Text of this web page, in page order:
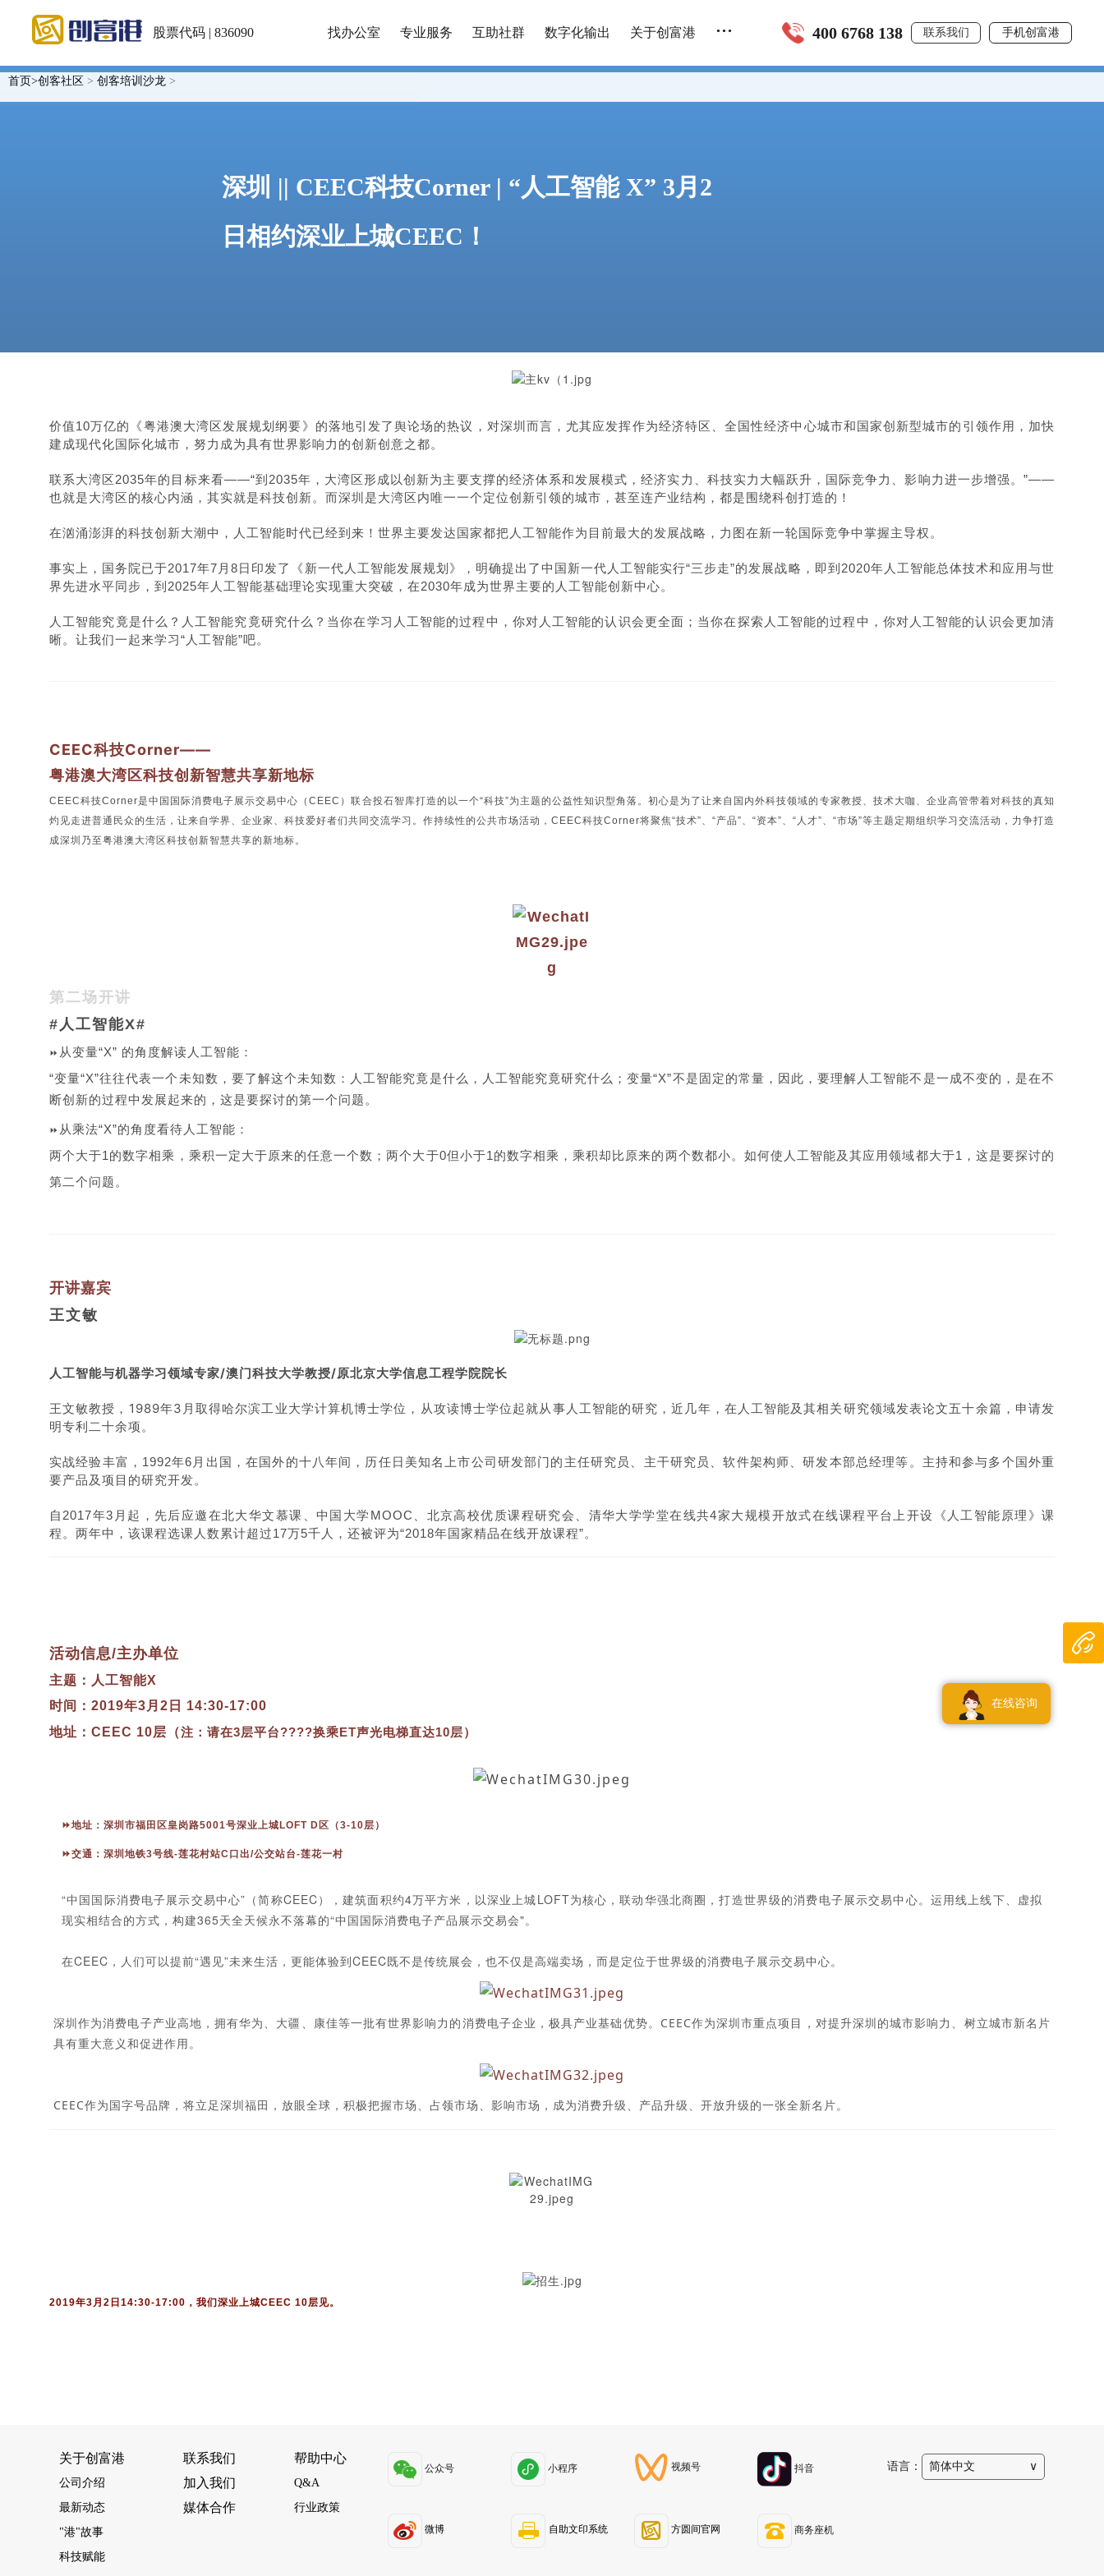
股票代码 | 836090 找办公室 专业服务 互助社群 数字化输出 关于创富港 ... 400 6768 138 联系我们 手机创富港
深圳 || CEEC科技Corner | “人工智能 X” 3月2
日相约深业上城CEEC！
首页>创客社区 > 创客培训沙龙 >
价值10万亿的《粤港澳大湾区发展规划纲要》的落地引发了舆论场的热议，对深圳而言，尤其应发挥作为经济特区、全国性经济中心城市和国家创新型城市的引领作用，加快
建成现代化国际化城市，努力成为具有世界影响力的创新创意之都。
联系大湾区2035年的目标来看——“到2035年，大湾区形成以创新为主要支撑的经济体系和发展模式，经济实力、科技实力大幅跃升，国际竞争力、影响力进一步增强。”——
也就是大湾区的核心内涵，其实就是科技创新。 而深圳是大湾区内唯一一个定位创新引领的城市，甚至连产业结构，都是围绕科创打造的！
在汹涌澎湃的科技创新大潮中，人工智能时代已经到来！世界主要发达国家都把人工智能作为目前最大的发展战略，力图在新一轮国际竞争中掌握主导权。
事实上，国务院已于2017年7月8日印发了《新一代人工智能发展规划》，明确提出了中国新一代人工智能实行“三步走”的发展战略，即到2020年人工智能总体技术和应用与世
界先进水平同步，到2025年人工智能基础理论实现重大突破，在2030年成为世界主要的人工智能创新中心。
人工智能究竟是什么？人工智能究竟研究什么？当你在学习人工智能的过程中，你对人工智能的认识会更全面；当你在探索人工智能的过程中，你对人工智能的认识会更加清
晰。让我们一起来学习“人工智能”吧。
CEEC科技Corner——
粤港澳大湾区科技创新智慧共享新地标
CEEC科技Corner是中国国际消费电子展示交易中心（CEEC）联合投石智库打造的以一个“科技”为主题的公益性知识型角落。初心是为了让来自国内外科技领域的专家教授、技术大咖、企业高管带着对科技的真知
灼见走进普通民众的生活，让来自学界、企业家、科技爱好者们共同交流学习。作持续性的公共市场活动，CEEC科技Corner将聚焦“技术”、“产品”、“资本”、“人才”、“市场”等主题定期组织学习交流活动，力争打造
成深圳乃至粤港澳大湾区科技创新智慧共享的新地标。
第二场开讲
#人工智能X#
⏩ 从变量“X” 的角 度解读人 工智能：
“变量“X”往往代表一个未知数，要了解这个未知数：人工智能究竟是什么，人工智能究竟研究什么；变量“X”不是固定的常量，因此，要理解人工智能不是一成不变的，是在不
断创新的过程中发展起来的，这是要探讨的第一个问题。
⏩ 从乘法“X”的角度看待人工智能：
两个大于1 的数字相乘，乘积一定大于原来的任意一个数；两个大于0但小于1 的数字相乘，乘积却比原来的两个数都小。如何使人工智能及其应用领域都大于1 ，这是要探讨的
第二个问题。
开讲嘉宾
王文敏
人工智能与机器学习领域专家/澳门科技大学教授/原北京大学信息工程学院院长
王文敏教授，1989年3月取得哈尔滨工业大学计算机博士学位，从攻读博士学位起就从事人工智能的研究，近几年，在人工智能及其相关研究领域发表论文五十余篇，申请发
明专利二十余项。
实战经验丰富，1992年6月出国，在国外的十八年间，历任日美知名上市公司研发部门的主任研究员、主干研究员、软件架构师、研发本部总经理等。主持和参与多个国外重
要产品及项目的研究开发。
自2017年3月起，先后应邀在北大华文慕课、中国大学MOOC、北京高校优质课程研究会、清华大学学堂在线共4家大规模开放式在线课程平台上开设《人工智能原理》课
程。两年中，该课程选课人数累计超过17万5千人，还被评为“2018年国家精品在线开放课程”。
活动信息/主办单位
主题： 人工智能X
时间：2019年3月2日 14:30-17:00
地址 ：CEEC 10层 （注：请在3层平台????换乘ET声光电梯直达10层）
⏩地址：深圳市福田区皇岗路5001号深业上城LOFT D区（3-10层）
⏩交通：深圳地铁3号线-莲花村站C口出/公交站台-莲花一村
“中国国际消费电子展示交易中心”（简称CEEC），建筑面积约4万平方米，以深业上城LOFT为核心，联动华强北商圈，打造世界级的消费电子展示交易中心。运用线上线下、虚拟
现实相结合的方式，构建365天全天候永不落幕的“中国国际消费电子产品展示交易会"。
在CEEC，人们可以提前“遇见”未来生活，更能体验到CEEC既不是传统展会，也不仅是高端卖场，而是定位于世界级的消费电子展示交易中心。
深圳作为消费电子产业高地，拥有华为、大疆、康佳等一批有世界影响力的消费电子企业，极具产业基础优势。CEEC作为深圳市重点项目，对提升深圳的城市影响力、树立城市新名片
具有重大意义和促进作用。
CEEC作为国字号品牌，将立足深圳福田，放眼全球，积极把握市场、占领市场、影响市场，成为消费升级、产品升级、开放升级的一张全新名片。
2019年3月2日14:30-17:00，我们深业上城CEEC 10层见。
关于创富港
公司介绍
最新动态
"港"故事
科技赋能
联系我们
加入我们
媒体合作
帮助中心
Q&A
行业政策
公众号 小程序 视频号 抖音
微博 自助文印系统 方圆间官网 商务座机
语言： 简体中文 ∨
在线咨询